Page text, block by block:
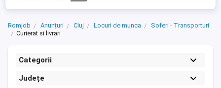
Romjob Anunțuri Cluj Locuri de munca
Soferi - Transporturi
Curierat si livrari
Categorii
Județe